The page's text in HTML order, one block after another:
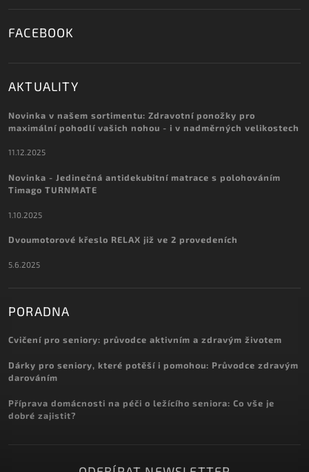
FACEBOOK
AKTUALITY
Novinka v našem sortimentu: Zdravotní ponožky pro
maximální pohodlí vašich nohou - i v nadměrných velikostech
11.12.2025
Novinka - Jedinečná antidekubitní matrace s polohováním
Timago TURNMATE
1.10.2025
Dvoumotorové křeslo RELAX již ve 2 provedeních
5.6.2025
PORADNA
Cvičení pro seniory: průvodce aktivním a zdravým životem
Dárky pro seniory, které potěší i pomohou: Průvodce zdravým
darováním
Příprava domácnosti na péči o ležícího seniora: Co vše je
dobré zajistit?